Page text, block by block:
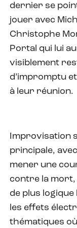
dernier se
jouer avec
Christophe
Portal qui lui
visiblement
d’impromptu
à leur réunion.
Improvisation
principale,
mener une
contre la mort,
de plus logique
les effets
thématiques